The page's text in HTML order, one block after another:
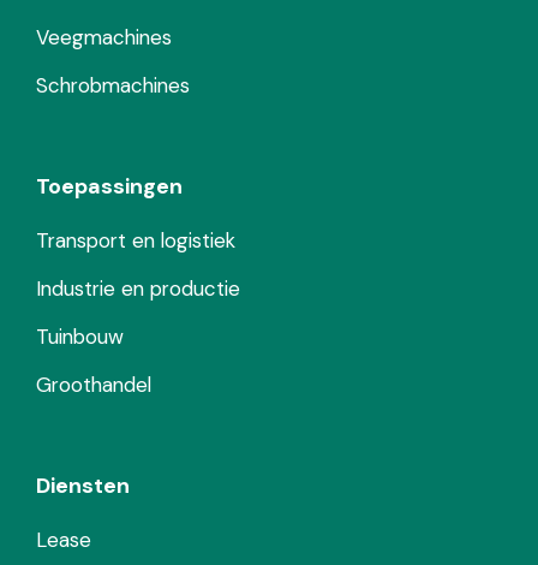
Veegmachines
Schrobmachines
Toepassingen
Transport en logistiek
Industrie en productie
Tuinbouw
Groothandel
Diensten
Lease